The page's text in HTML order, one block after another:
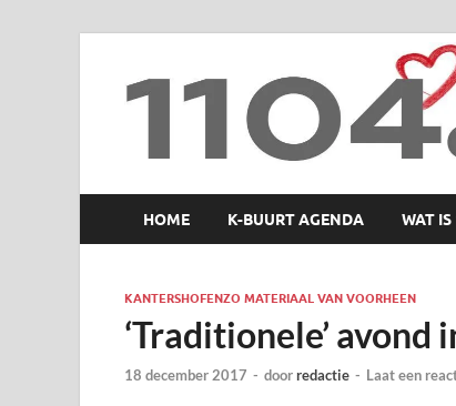
1104 en zo
HOME K-BUURT AGENDA WAT
KANTERSHOFENZO MATERIAAL VAN VOORHEEN
‘Traditionele’ avond
18 december 2017 - doorredactie - Laat een